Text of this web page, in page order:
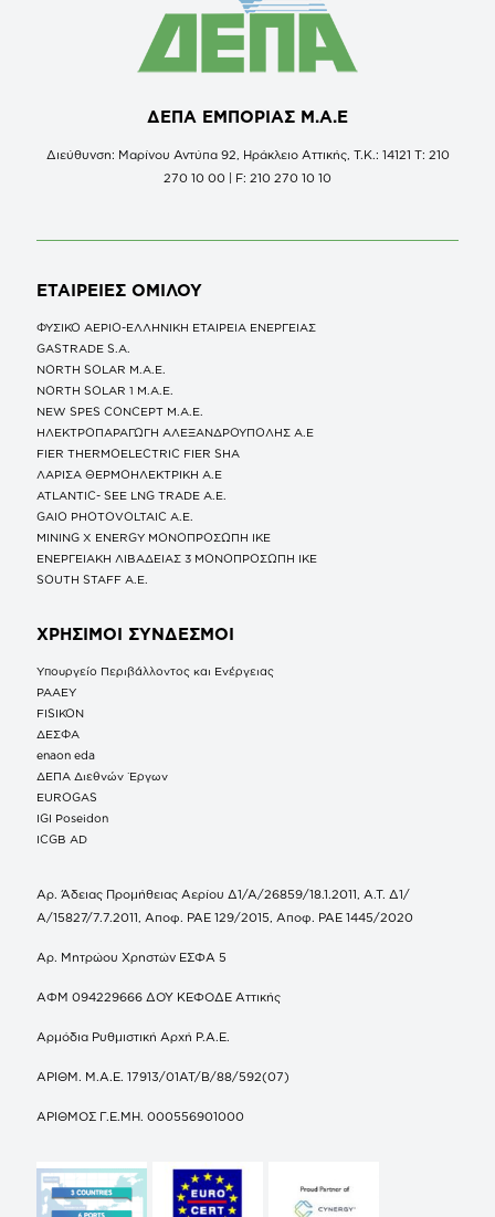
ΔΕΠΑ ΕΜΠΟΡΙΑΣ Μ.Α.Ε
Διεύθυνση: Μαρίνου Αντύπα 92, Ηράκλειο Αττικής, Τ.Κ.: 14121 Τ: 210
270 10 00 | F: 210 270 10 10
ΕΤΑΙΡΕΙΕΣ ΟΜΙΛΟΥ
ΦΥΣΙΚΟ ΑΕΡΙΟ-ΕΛΛΗΝΙΚΗ ΕΤΑΙΡΕΙΑ ΕΝΕΡΓΕΙΑΣ
GASTRADE S.A.
NORTH SOLAR M.Α.Ε.
NORTH SOLAR 1 M.Α.Ε.
NEW SPES CONCEPT Μ.Α.Ε.
ΗΛΕΚΤΡΟΠΑΡΑΓΩΓΗ ΑΛΕΞΑΝΔΡΟΥΠΟΛΗΣ A.E
FIER THERMOELECTRIC FIER SHA
ΛΑΡΙΣΑ ΘΕΡΜΟΗΛΕΚΤΡΙΚΗ A.E
ATLANTIC- SEE LNG TRADE A.E.
GAIO PHOTOVOLTAIC Α.Ε.
MINING X ENERGY ΜΟΝΟΠΡΟΣΩΠΗ ΙΚΕ
ΕΝΕΡΓΕΙΑΚΗ ΛΙΒΑΔΕΙΑΣ 3 ΜΟΝΟΠΡΟΣΩΠΗ ΙΚΕ
SOUTH STAFF Α.Ε.
ΧΡΗΣΙΜΟΙ ΣΥΝΔΕΣΜΟΙ
Υπουργείο Περιβάλλοντος και Ενέργειας
ΡΑΑΕΥ
FISIKON
ΔΕΣΦΑ
enaon eda
ΔΕΠΑ Διεθνών Έργων
EUROGAS
IGI Poseidon
ICGB AD
Αρ. Άδειας Προμήθειας Αερίου Δ1/Α/26859/18.1.2011, Α.Τ. Δ1/
Α/15827/7.7.2011, Αποφ. ΡΑΕ 129/2015, Αποφ. ΡΑΕ 1445/2020
Αρ. Μητρώου Χρηστών ΕΣΦΑ 5
ΑΦΜ 094229666 ΔΟΥ ΚΕΦΟΔΕ Αττικής
Αρμόδια Ρυθμιστική Αρχή Ρ.Α.Ε.
ΑΡΙΘΜ. Μ.Α.Ε. 17913/01ΑΤ/Β/88/592(07)
ΑΡΙΘΜΟΣ Γ.Ε.ΜΗ. 000556901000